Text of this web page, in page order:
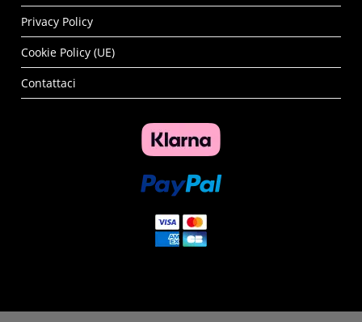
Privacy Policy
Cookie Policy (UE)
Contattaci